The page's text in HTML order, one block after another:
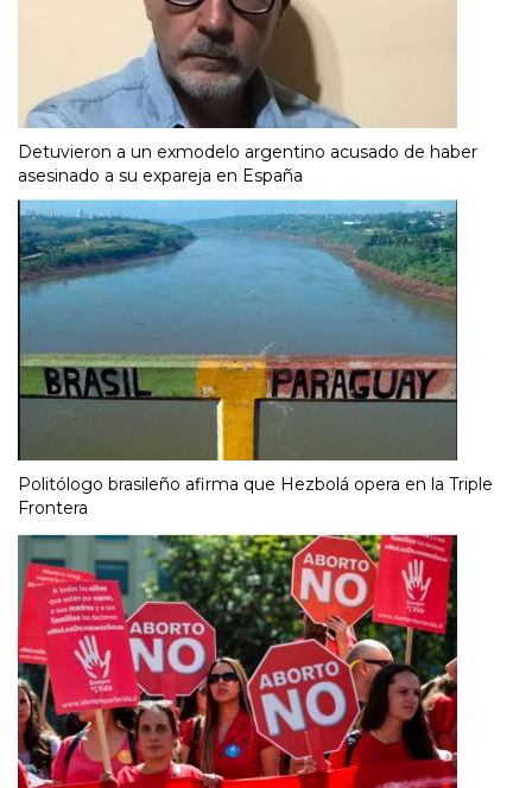
Detuvieron a un exmodelo argentino acusado de haber
asesinado a su expareja en España
Politólogo brasileño afirma que Hezbolá opera en la Triple
Frontera